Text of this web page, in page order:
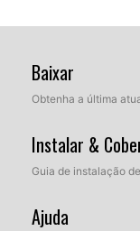
Baixar
Obtenha a última
Instalar &
Guia de instalação
Ajuda